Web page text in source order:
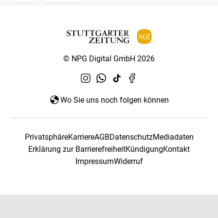
© NPG Digital GmbH 2026
Wo Sie uns noch folgen können
PrivatsphäreKarriereAGBDatenschutzMediadaten
Erklärung zur BarrierefreiheitKündigungKontakt
ImpressumWiderruf